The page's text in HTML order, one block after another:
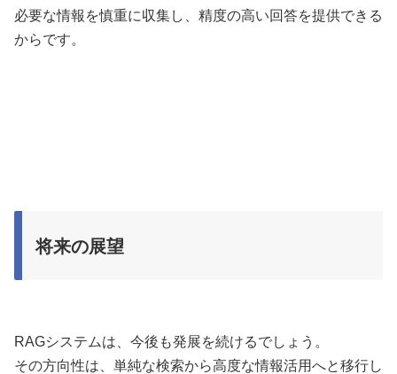
必要な情報を慎重に収集し、精度の高い回答を提供できる
からです。
将来の展望
RAGシステムは、今後も発展を続けるでしょう。
その方向性は、単純な検索から高度な情報活用へと移行し